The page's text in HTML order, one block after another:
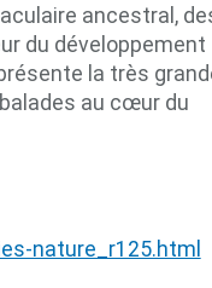
ancestral,
du développement
la très
au cœur du
nature_r125.html